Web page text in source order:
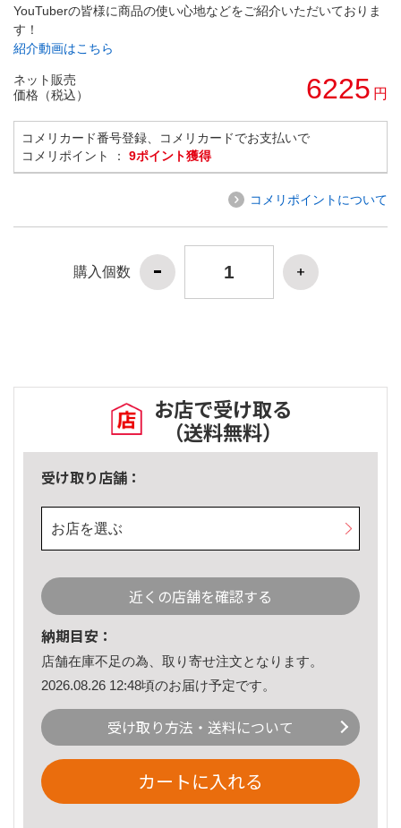
YouTuberの皆様に商品の使い心地などをご紹介いただいておりま
す！
紹介動画はこちら
ネット販売
価格（税込）
6225 円
コメリカード番号登録、コメリカードでお支払いで
コメリポイント ： 9ポイント獲得
コメリポイントについて
購入個数
お店で受け取る
（送料無料）
受け取り店舗：
お店を選ぶ
近くの店舗を確認する
納期目安：
店舗在庫不足の為、取り寄せ注文となります。
2026.08.26 12:48頃のお届け予定です。
受け取り方法・送料について
カートに入れる